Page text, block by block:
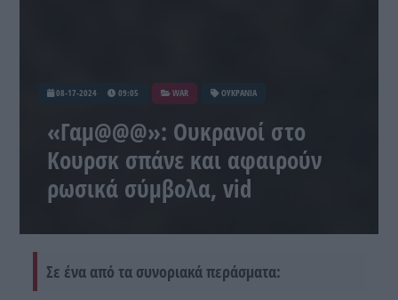
08-17-2024 09:05 WAR ΟΥΚΡΑΝΙΑ
«Γαμ@@@»: Ουκρανοί στο
Κουρσκ σπάνε και αφαιρούν
ρωσικά σύμβολα, vid
Σε ένα από τα συνοριακά περάσματα: